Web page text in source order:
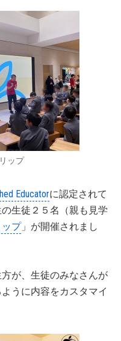
ップ
Educatorに認定されて
生徒２５名（親も見学
プ」が開催されまし
が、生徒のみなさんが
うに内容をカスタマイ